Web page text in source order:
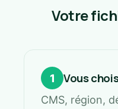
Votre
1 Vous
CMS, région,